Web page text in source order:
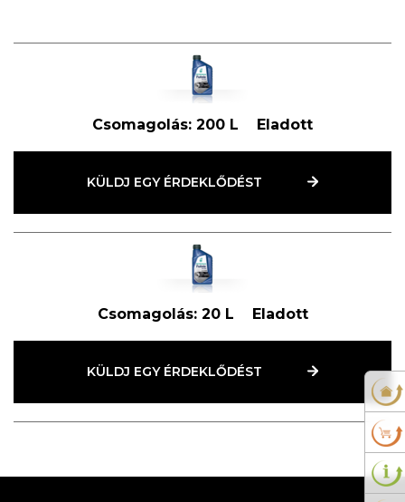
Csomagolás: 200 L Eladott
KÜLDJ EGY ÉRDEKLŐDÉST
Csomagolás:20 L Eladott
KÜLDJ EGY ÉRDEKLŐDÉST